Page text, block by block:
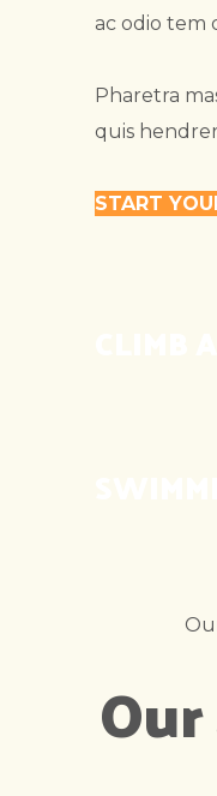
ac odio tem
Pharetra
quis
START